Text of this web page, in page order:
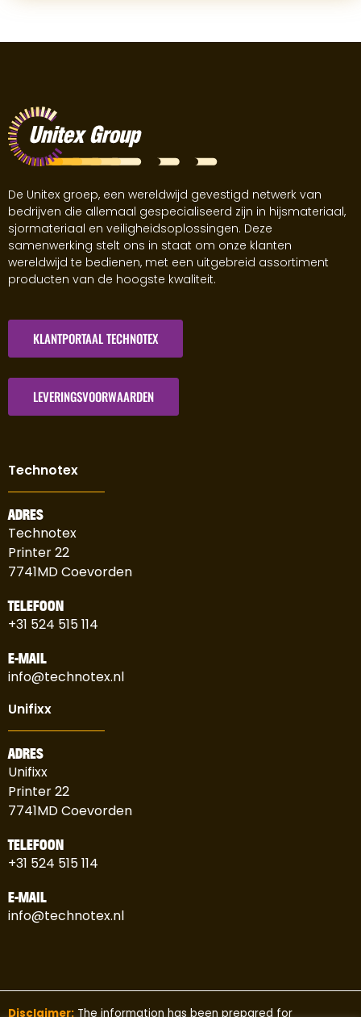
De Unitex groep, een wereldwijd gevestigd netwerk van
bedrijven die allemaal gespecialiseerd zijn in hijsmateriaal,
sjormateriaal en veiligheidsoplossingen. Deze
samenwerking stelt ons in staat om onze klanten
wereldwijd te bedienen, met een uitgebreid assortiment
producten van de hoogste kwaliteit.
KLANTPORTAAL TECHNOTEX
LEVERINGSVOORWAARDEN
Technotex
ADRES
Technotex
Printer 22
7741MD Coevorden
TELEFOON
+31 524 515 114
E-MAIL
info@technotex.nl
Unifixx
ADRES
Unifixx
Printer 22
7741MD Coevorden
TELEFOON
+31 524 515 114
E-MAIL
info@technotex.nl
Disclaimer: The information has been prepared for